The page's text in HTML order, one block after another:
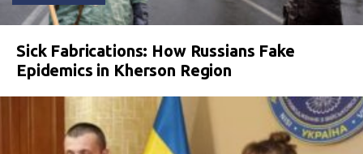
Sick Fabrications: How Russians Fake
Epidemics in Kherson Region